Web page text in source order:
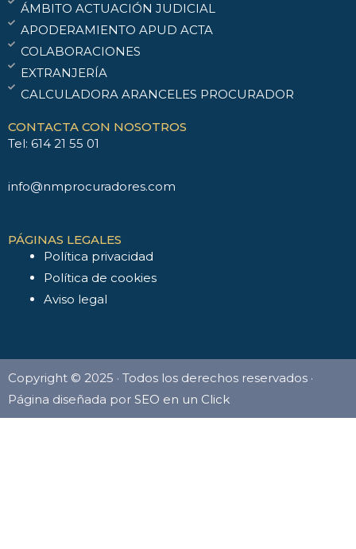
ÁMBITO ACTUACIÓN JUDICIAL
APODERAMIENTO APUD ACTA
COLABORACIONES
EXTRANJERÍA
CALCULADORA ARANCELES PROCURADOR
CONTACTA CON NOSOTROS
Tel: 614 21 55 01
info@nmprocuradores.com
PÁGINAS LEGALES
Política privacidad
Política de cookies
Aviso legal
Copyright © 2025 · Todos los derechos reservados ·
Página diseñada por SEO en un Click